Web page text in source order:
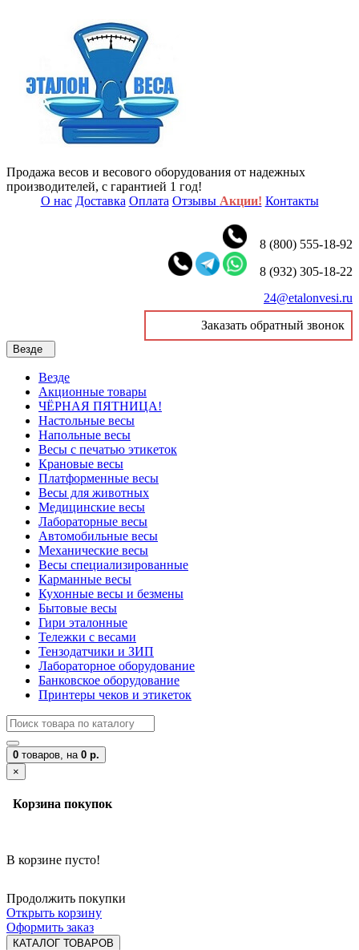
Продажа весов и весового оборудования от надежных
производителей, с гарантией 1 год!
О нас Доставка Оплата Отзывы Акции! Контакты
8 (800) 555-18-92
8 (932) 305-18-22
24@etalonvesi.ru
Заказать обратный звонок
Везде
Везде
Акционные товары
ЧЁРНАЯ ПЯТНИЦА!
Настольные весы
Напольные весы
Весы с печатью этикеток
Крановые весы
Платформенные весы
Весы для животных
Медицинские весы
Лабораторные весы
Автомобильные весы
Механические весы
Весы специализированные
Карманные весы
Кухонные весы и безмены
Бытовые весы
Гири эталонные
Тележки с весами
Тензодатчики и ЗИП
Лабораторное оборудование
Банковское оборудование
Принтеры чеков и этикеток
0 товаров, на 0 р.
×
Корзина покупок
В корзине пусто!
Продолжить покупки
Открыть корзину
Оформить заказ
КАТАЛОГ ТОВАРОВ